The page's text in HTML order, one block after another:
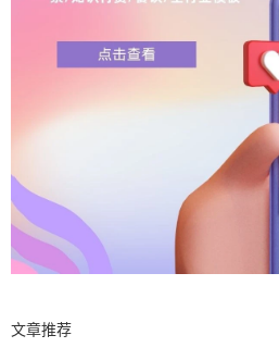
文章推荐